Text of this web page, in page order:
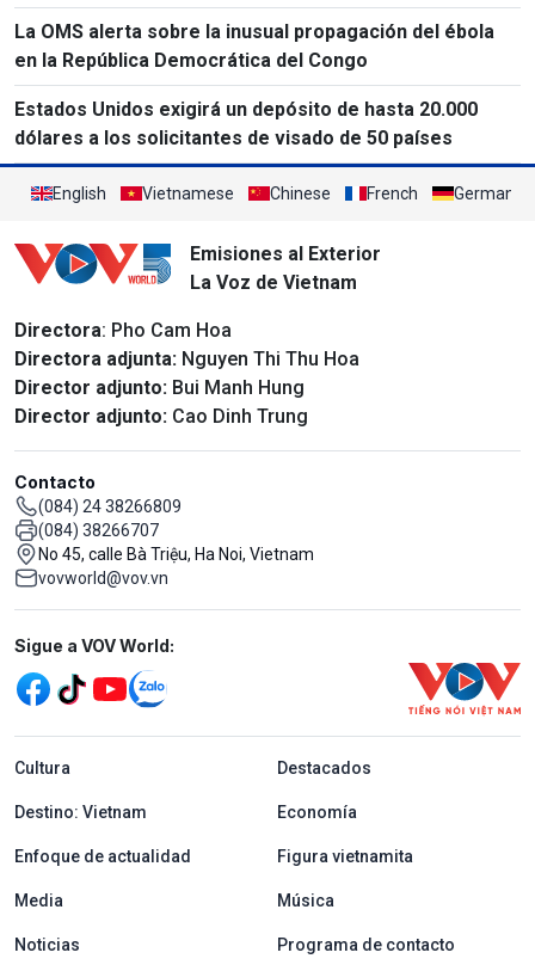
La OMS alerta sobre la inusual propagación del ébola
en la República Democrática del Congo
Estados Unidos exigirá un depósito de hasta 20.000
dólares a los solicitantes de visado de 50 países
English Vietnamese Chinese French German
Emisiones al Exterior
La Voz de Vietnam
Directora: Pho Cam Hoa
Directora adjunta: Nguyen Thi Thu Hoa
Director adjunto: Bui Manh Hung
Director adjunto: Cao Dinh Trung
Contacto
(084) 24 38266809
(084) 38266707
No 45, calle Bà Triệu, Ha Noi, Vietnam
vovworld@vov.vn
Mạng xã hội
Sigue a VOV World:
menu footer tiếng Tây ban nha
Cultura Destacados
Destino: Vietnam Economía
Enfoque de actualidad Figura vietnamita
Media Música
Noticias Programa de contacto